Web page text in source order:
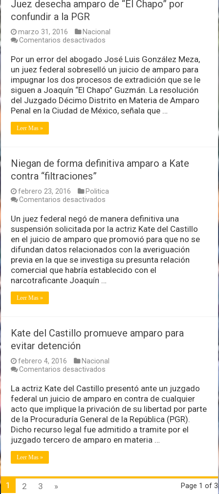
Juez desecha amparo de “El Chapo” por
confundir a la PGR
marzo 31, 2016
Nacional
Comentarios desactivados
desecha
amparo
de
“El
Chapo”
por
confundir
a
Por un error del abogado José Luis González Meza,
un juez federal sobreselló un juicio de amparo para
impugnar los dos procesos de extradición que se le
siguen a Joaquín “El Chapo” Guzmán. La resolución
del Juzgado Décimo Distrito en Materia de Amparo
Penal en la Ciudad de México, señala que …
Leer Mas »
Niegan de forma definitiva amparo a Kate
contra “filtraciones”
febrero 23, 2016
Politica
Comentarios desactivados
de
forma
definitiva
amparo
a
Kate
contra
“filtraciones”
Un juez federal negó de manera definitiva una
suspensión solicitada por la actriz Kate del Castillo
en el juicio de amparo que promovió para que no se
difundan datos relacionados con la averiguación
previa en la que se investiga su presunta relación
comercial que habría establecido con el
narcotraficante Joaquín …
Leer Mas »
Kate del Castillo promueve amparo para
evitar detención
febrero 4, 2016
Nacional
Comentarios desactivados
del
Castillo
promueve
amparo
para
evitar
detención
La actriz Kate del Castillo presentó ante un juzgado
federal un juicio de amparo en contra de cualquier
acto que implique la privación de su libertad por parte
de la Procuraduría General de la República (PGR).
Dicho recurso legal fue admitido a tramite por el
juzgado tercero de amparo en materia …
Leer Mas »
Page 1 of 3
1 2 3 »